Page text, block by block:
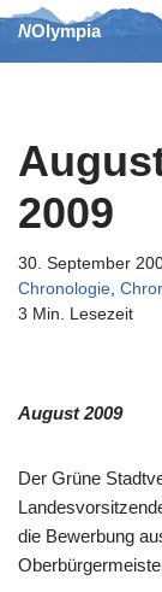
Zum
NOlympia
2009
30. September
Chronologie,
3 Min. Lesezeit
August 2009
Der Grüne
die Bewerbung